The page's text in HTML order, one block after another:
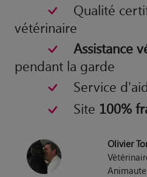
Qualité
vétérinaire
Assistance
pendant la garde
Service
Site 100%
Olivier
Animaute